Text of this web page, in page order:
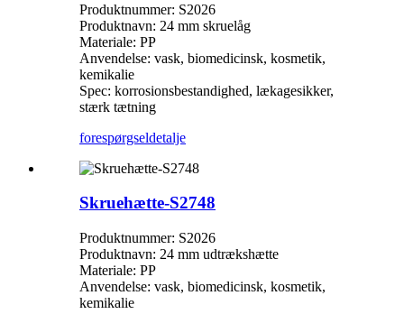
Produktnummer: S2026
Produktnavn: 24 mm skruelåg
Materiale: PP
Anvendelse: vask, biomedicinsk, kosmetik,
kemikalie
Spec: korrosionsbestandighed, lækagesikker,
stærk tætning
forespørgseldetalje
Skruehætte-S2748
Produktnummer: S2026
Produktnavn: 24 mm udtrækshætte
Materiale: PP
Anvendelse: vask, biomedicinsk, kosmetik,
kemikalie